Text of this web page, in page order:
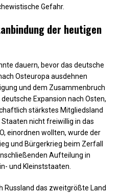
Gefahr.
der heutigen
dauern, bevor das deutsche
Osteuropa ausdehnen
und dem Zusammenbruch
Expansion nach Osten,
stärkstes Mitgliedsland
Staaten nicht freiwillig in das
einordnen wollten, wurde der
und Bürgerkrieg beim Zerfall
Aufteilung in
und Kleinststaaten.
Russland das zweitgrößte Land